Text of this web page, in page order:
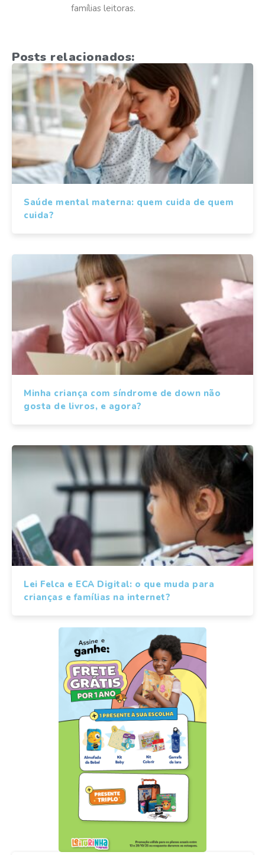
famílias leitoras.
Posts relacionados:
Saúde mental materna: quem cuida de quem
cuida?
Minha criança com síndrome de down não
gosta de livros, e agora?
Lei Felca e ECA Digital: o que muda para
crianças e famílias na internet?